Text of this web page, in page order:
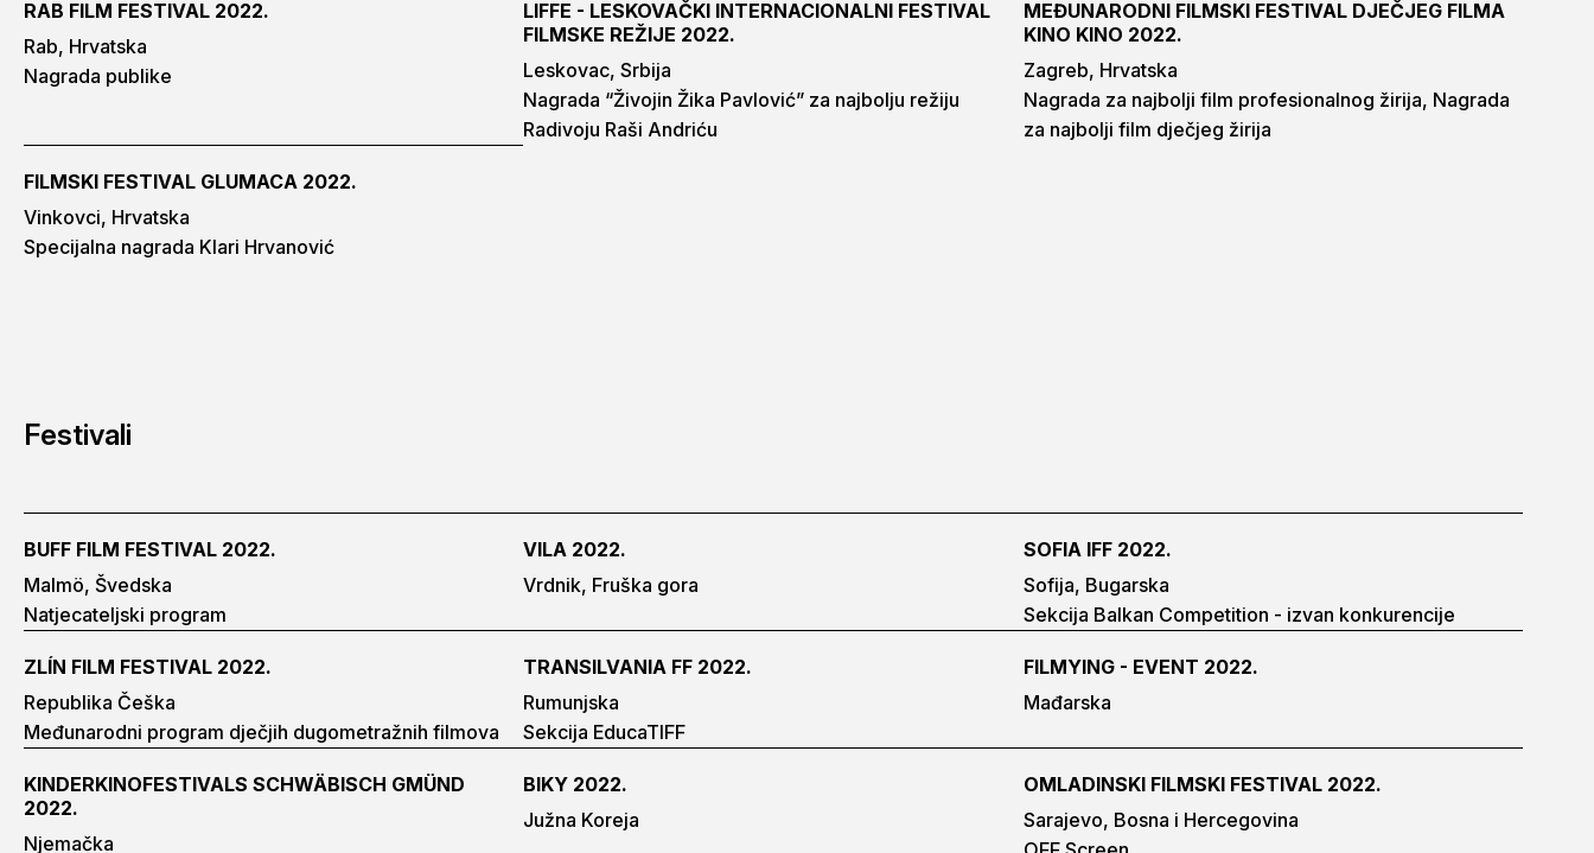
RAB FILM FESTIVAL 2022.
Rab, Hrvatska
Nagrada publike
LIFFE - LESKOVAČKI INTERNACIONALNI FESTIVAL
FILMSKE REŽIJE 2022.
Leskovac, Srbija
Nagrada “Živojin Žika Pavlović” za najbolju režiju
Radivoju Raši Andriću
MEĐUNARODNI FILMSKI FESTIVAL DJEČJEG FILMA
KINO KINO 2022.
Zagreb, Hrvatska
Nagrada za najbolji film profesionalnog žirija, Nagrada
za najbolji film dječjeg žirija
FILMSKI FESTIVAL GLUMACA 2022.
Vinkovci, Hrvatska
Specijalna nagrada Klari Hrvanović
Festivali
BUFF FILM FESTIVAL 2022.
Malmö, Švedska
Natjecateljski program
VILA 2022.
Vrdnik, Fruška gora
SOFIA IFF 2022.
Sofija, Bugarska
Sekcija Balkan Competition - izvan konkurencije
ZLÍN FILM FESTIVAL 2022.
Republika Češka
Međunarodni program dječjih dugometražnih filmova
TRANSILVANIA FF 2022.
Rumunjska
Sekcija EducaTIFF
FILMYING - EVENT 2022.
Mađarska
KINDERKINOFESTIVALS SCHWÄBISCH GMÜND
2022.
Njemačka
BIKY 2022.
Južna Koreja
OMLADINSKI FILMSKI FESTIVAL 2022.
Sarajevo, Bosna i Hercegovina